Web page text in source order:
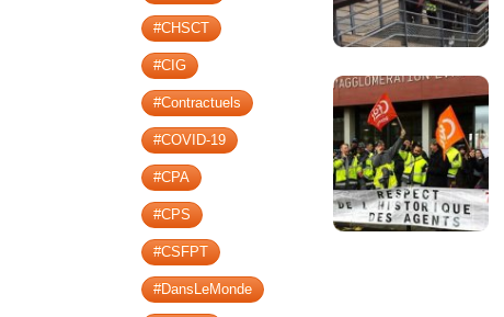
#CHSCT
#CIG
#Contractuels
#COVID-19
#CPA
#CPS
#CSFPT
#DansLeMonde